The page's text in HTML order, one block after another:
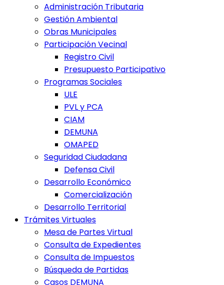
Administración Tributaria
Gestión Ambiental
Obras Municipales
Participación Vecinal
Registro Civil
Presupuesto Participativo
Programas Sociales
ULE
PVL y PCA
CIAM
DEMUNA
OMAPED
Seguridad Ciudadana
Defensa Civil
Desarrollo Económico
Comercialización
Desarrollo Territorial
Trámites Virtuales
Mesa de Partes Virtual
Consulta de Expedientes
Consulta de Impuestos
Búsqueda de Partidas
Casos DEMUNA